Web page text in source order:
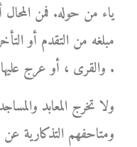
ياء من حوله. فمن
مبلغه من التقدم أو
والقرى ، أو عرج عليها، وصفها وأبدى انطباعه عنها .
ولا تخرج المعابد
ومتاحفهم التذكارية